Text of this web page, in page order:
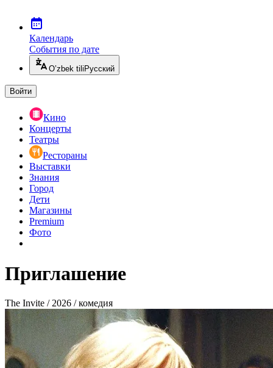
Календарь
События по дате
O’zbek tili Русский
Войти
Кино
Концерты
Театры
Рестораны
Выставки
Знания
Город
Дети
Магазины
Premium
Фото
Приглашение
The Invite / 2026 / комедия